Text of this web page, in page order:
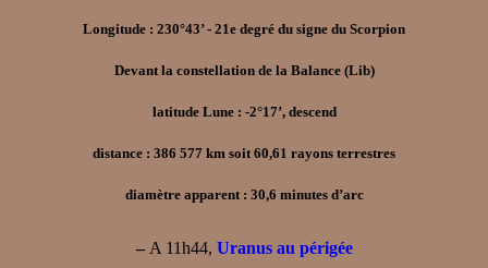
Longitude : 230°43’ - 21e degré du signe du Scorpion
Devant la constellation de la Balance (Lib)
latitude Lune : -2°17’, descend
distance : 386 577 km soit 60,61 rayons terrestres
diamètre apparent : 30,6 minutes d’arc
–A 11h44, Uranus au périgée